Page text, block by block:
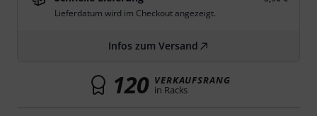
Lieferdatum wird im Checkout angezeigt.
Infos zum Versand
120 VERKAUFSRANG
in Racks